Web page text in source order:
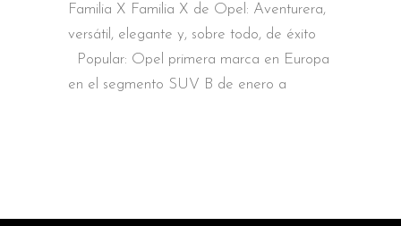
Familia X Familia X de Opel: Aventurera,
versátil, elegante y, sobre todo, de éxito
Popular: Opel primera marca en Europa
en el segmento SUV B de enero a